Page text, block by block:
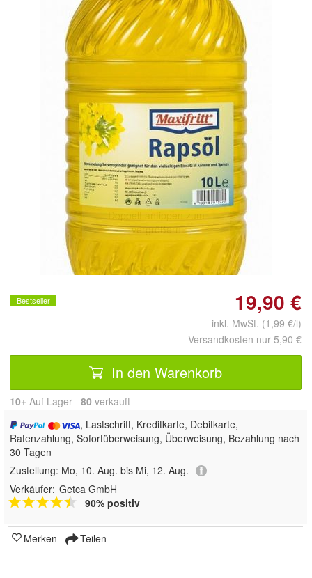
Doppelt antippen zum
vergrößern
Bestseller 19,90 €
inkl. MwSt. (1,99 €/l)
Versandkosten nur 5,90 €
In den Warenkorb
10+ Auf Lager 80 verkauft
, Lastschrift, Kreditkarte, Debitkarte,
Ratenzahlung, Sofortüberweisung, Überweisung, Bezahlung nach
30 Tagen
Zustellung: Mo, 10. Aug. bis Mi, 12. Aug.
Verkäufer: Getca GmbH
90% positiv
Merken Teilen